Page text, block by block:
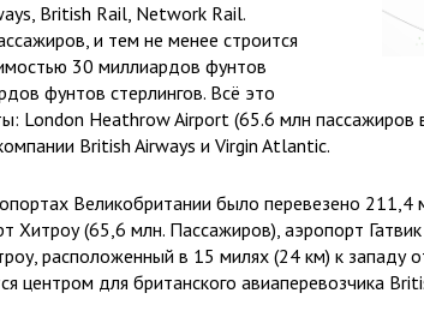
British Rail, Network Rail.
и тем не менее строится
30 миллиардов фунтов
фунтов стерлингов. Всё это
London Heathrow Airport (65.6 млн пассажиров
British Airways и Virgin Atlantic.
Великобритании было перевезено
Хитроу (65,6 млн. Пассажиров), аэропорт
расположенный в 15 милях (24 км) к
центром для британского авиаперевозчика